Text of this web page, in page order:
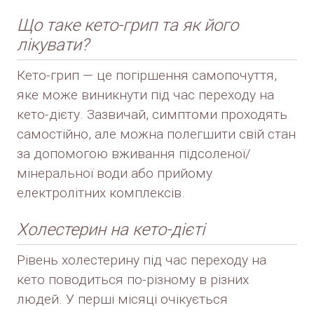
Що таке кето-грип та як його
лікувати?
Кето-грип — це погіршення самопочуття,
яке може виникнути під час переходу на
кето-дієту. Зазвичай, симптоми проходять
самостійно, але можна полегшити свій стан
за допомогою вживання підсоленої/
мінеральної води або прийому
електролітних комплексів.
Холестерин на кето-дієті
Рівень холестерину під час переходу на
кето поводиться по-різному в різних
людей. У перші місяці очікується